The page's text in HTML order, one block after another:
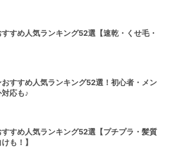
すすめ人気ランキング52選【速乾・くせ毛・
すすめ人気ランキング52選！初心者・メン
応も♪
すめ人気ランキング52選【プチプラ・髪質
も！】